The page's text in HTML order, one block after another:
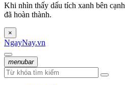
Khi nhìn thấy dấu tích xanh bên cạnh
đã hoàn thành.
×
NgayNay.vn
menubar